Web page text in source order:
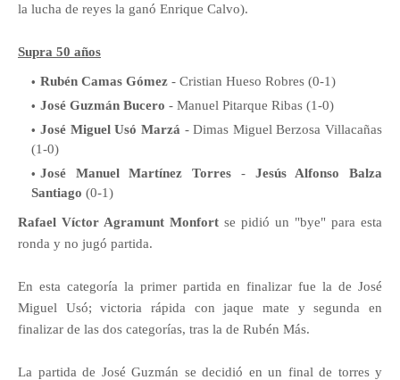
la lucha de reyes la ganó Enrique Calvo).
Supra 50 años
Rubén Camas Gómez - Cristian Hueso Robres (0-1)
José Guzmán Bucero - Manuel Pitarque Ribas (1-0)
José Miguel Usó Marzá - Dimas Miguel Berzosa Villacañas
(1-0)
José Manuel Martínez Torres - Jesús Alfonso Balza
Santiago (0-1)
Rafael Víctor Agramunt Monfort se pidió un "bye" para esta
ronda y no jugó partida.
En esta categoría la primer partida en finalizar fue la de José
Miguel Usó; victoria rápida con jaque mate y segunda en
finalizar de las dos categorías, tras la de Rubén Más.
La partida de José Guzmán se decidió en un final de torres y